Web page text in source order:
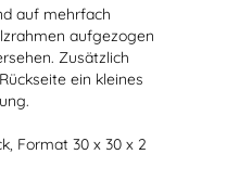
auf mehrfach
aufgezogen
Zusätzlich
ein kleines
Format 30 x 30 x 2